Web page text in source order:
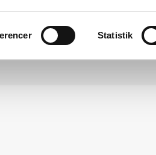
Statistik
Træpiller Brænde